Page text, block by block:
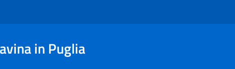
in Puglia